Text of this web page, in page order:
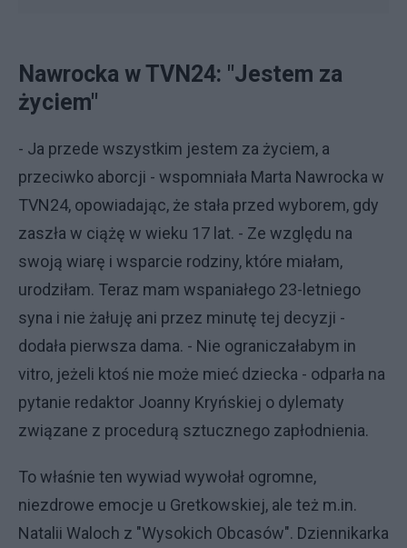
Nawrocka w TVN24: "Jestem za
życiem"
- Ja przede wszystkim jestem za życiem, a
przeciwko aborcji - wspomniała Marta Nawrocka w
TVN24, opowiadając, że stała przed wyborem, gdy
zaszła w ciążę w wieku 17 lat. - Ze względu na
swoją wiarę i wsparcie rodziny, które miałam,
urodziłam. Teraz mam wspaniałego 23-letniego
syna i nie żałuję ani przez minutę tej decyzji -
dodała pierwsza dama. - Nie ograniczałabym in
vitro, jeżeli ktoś nie może mieć dziecka - odparła na
pytanie redaktor Joanny Kryńskiej o dylematy
związane z procedurą sztucznego zapłodnienia.
To właśnie ten wywiad wywołał ogromne,
niezdrowe emocje u Gretkowskiej, ale też m.in.
Natalii Waloch z "Wysokich Obcasów". Dziennikarka